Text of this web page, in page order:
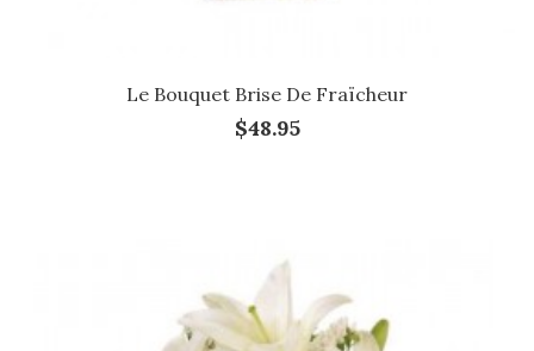
Le Bouquet Brise De Fraïcheur
$48.95